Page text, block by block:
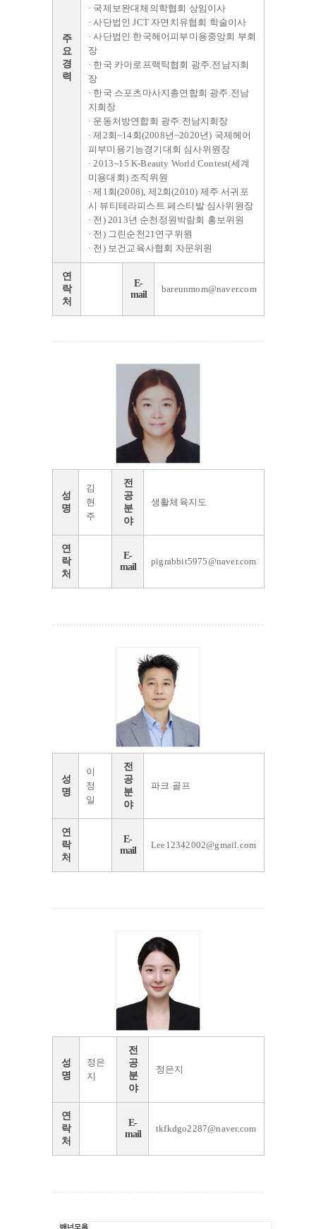
주
요
경
력
· 국제보완대체의학협회 상임이사
· 사단법인 JCT 자연치유협회 학술이사
· 사단법인 한국헤어피부미용중앙회 부회
장
· 한국 카이로프랙틱협회 광주.전남지회
장
· 한국 스포츠마사지총연합회 광주.전남
지회장
· 운동처방연합회 광주.전남지회장
· 제2회~14회(2008년~2020년) 국제헤어
피부미용기능경기대회 심사위원장
· 2013~15 K-Beauty World Contest(세계
미용대회) 조직위원
· 제1회(2008), 제2회(2010) 제주 서귀포
시 뷰티테라피스트 페스티발 심사위원장
· 전) 2013년 순천정원박람회 홍보위원
· 전) 그린순천21연구위원
· 전) 보건교육사협회 자문위원
연
락
처
E-
mail
bareunmom@naver.com
성
명
김
현
주
전
공
분
야
생활체육지도
연
락
처
E-
mail
pigrabbit5975@naver.com
성
명
이
정
일
전
공
분
야
파크 골프
연
락
처
E-
mail
Lee12342002@gmail.com
성
명
정은
지
전
공
분
야
정은지
연
락
처
E-
mail
tkfkdgo2287@naver.com
배너모음